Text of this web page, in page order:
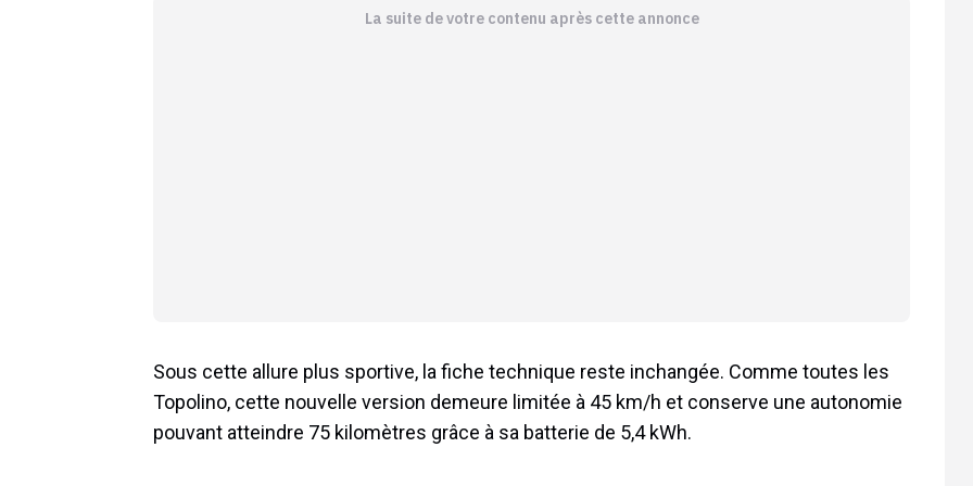
La suite de votre contenu après cette annonce
Sous cette allure plus sportive, la fiche technique reste inchangée. Comme toutes les
Topolino, cette nouvelle version demeure limitée à 45 km/h et conserve une autonomie
pouvant atteindre 75 kilomètres grâce à sa batterie de 5,4 kWh.